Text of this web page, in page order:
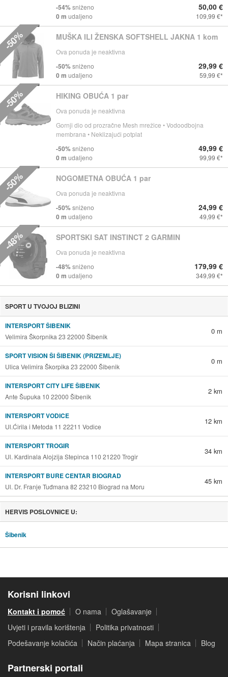
-54%sniženo
0 m udaljeno
50,00 €
109,99 €
MUŠKA ILI ŽENSKA SOFTSHELL JAKNA 1 kom
Ova ponuda je neaktivna
-50%sniženo
0 m udaljeno
29,99 €
59,99 €
-50%
HIKING OBUĆA 1 par
Ova ponuda je neaktivna
Gornji dio od prozračne Mesh mrežice • Vodoodbojna
membrana • Neklizajući potplat
-50%sniženo
0 m udaljeno
49,99 €
99,99 €
-50%
NOGOMETNA OBUĆA 1 par
Ova ponuda je neaktivna
-50%sniženo
0 m udaljeno
24,99 €
49,99 €
-50%
SPORTSKI SAT INSTINCT 2 GARMIN
Ova ponuda je neaktivna
-48%sniženo
0 m udaljeno
179,99 €
349,99 €
-48%
SPORT U TVOJOJ BLIZINI
INTERSPORT ŠIBENIK
Velimira Škorpnika 23 22000 Šibenik
0 m
SPORT VISION ŠI ŠIBENIK (PRIZEMLJE)
Ulica Velimira Škorpika 23 22000 Šibenik
0 m
INTERSPORT CITY LIFE ŠIBENIK
Ante Šupuka 10 22000 Šibenik
2 km
INTERSPORT VODICE
Ul.Ćirila i Metoda 11 22211 Vodice
12 km
INTERSPORT TROGIR
Ul. Kardinala Alojzija Stepinca 110 21220 Trogir
34 km
INTERSPORT BURE CENTAR BIOGRAD
Ul. Dr. Franje Tuđmana 82 23210 Biograd na Moru
45 km
HERVIS POSLOVNICE U:
Šibenik
Korisni linkovi
Kontakt i pomoć O nama
Oglašavanje
Uvjeti i pravila korištenja
Politika privatnosti
Podešavanje kolačića
Način plaćanja Mapa stranica Blog
Partnerski portali